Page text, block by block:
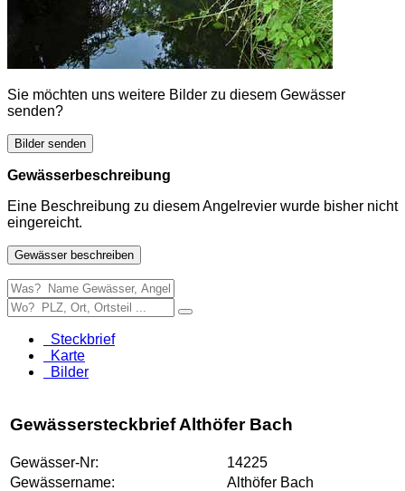
Sie möchten uns weitere Bilder zu diesem Gewässer
senden?
Bilder senden
Gewässerbeschreibung
Eine Beschreibung zu diesem Angelrevier wurde bisher nicht
eingereicht.
Gewässer beschreiben
Steckbrief
Karte
Bilder
Gewässersteckbrief Althöfer Bach
Gewässer-Nr:
14225
Gewässername:
Althöfer Bach